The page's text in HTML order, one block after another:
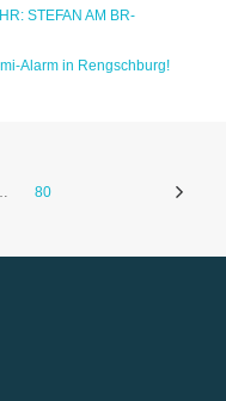
STEFAN AM BR-
Alarm in Rengschburg!
80